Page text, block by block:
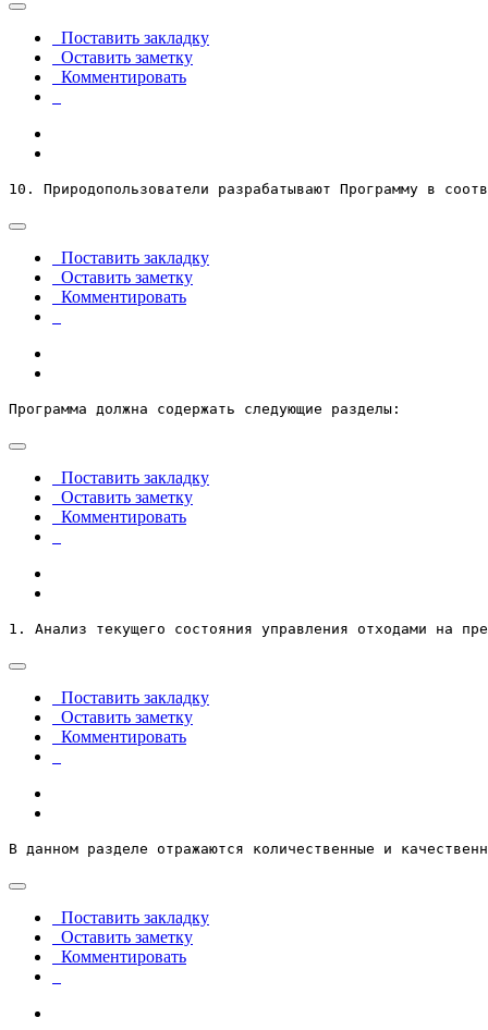
Поставить закладку
Оставить заметку
Комментировать
10. Природопользователи разрабатывают Программу в
Поставить закладку
Оставить заметку
Комментировать
Программа должна содержать следующие разделы:
Поставить закладку
Оставить заметку
Комментировать
1. Анализ текущего состояния управления отходами на
Поставить закладку
Оставить заметку
Комментировать
В данном разделе отражаются количественные и
Поставить закладку
Оставить заметку
Комментировать